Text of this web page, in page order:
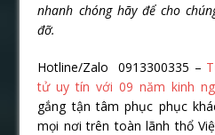
nhanh chóng hãy để cho
đỡ.
Hotline/Zalo 0913300335 –
tử uy tín với 09 năm kinh
gắng tận tâm phục phục
mọi nơi trên toàn lãnh thổ